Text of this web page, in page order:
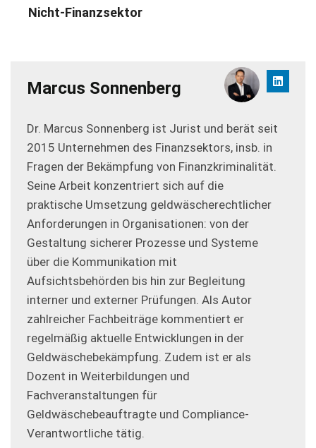
Nicht-Finanzsektor
Marcus Sonnenberg
Dr. Marcus Sonnenberg ist Jurist und berät seit
2015 Unternehmen des Finanzsektors, insb. in
Fragen der Bekämpfung von Finanzkriminalität.
Seine Arbeit konzentriert sich auf die
praktische Umsetzung geldwäscherechtlicher
Anforderungen in Organisationen: von der
Gestaltung sicherer Prozesse und Systeme
über die Kommunikation mit
Aufsichtsbehörden bis hin zur Begleitung
interner und externer Prüfungen. Als Autor
zahlreicher Fachbeiträge kommentiert er
regelmäßig aktuelle Entwicklungen in der
Geldwäschebekämpfung. Zudem ist er als
Dozent in Weiterbildungen und
Fachveranstaltungen für
Geldwäschebeauftragte und Compliance-
Verantwortliche tätig.